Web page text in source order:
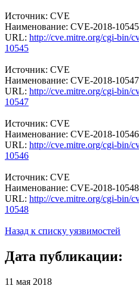
Источник: CVE
Наименование: CVE-2018-10545
URL: http://cve.mitre.org/cgi-bin/
10545
Источник: CVE
Наименование: CVE-2018-10547
URL: http://cve.mitre.org/cgi-bin/
10547
Источник: CVE
Наименование: CVE-2018-10546
URL: http://cve.mitre.org/cgi-bin/
10546
Источник: CVE
Наименование: CVE-2018-10548
URL: http://cve.mitre.org/cgi-bin/
10548
Назад к списку уязвимостей
Дата публикации:
11 мая 2018